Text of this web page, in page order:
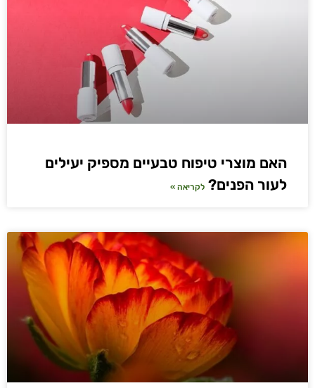
האם מוצרי טיפוח טבעיים מספיק יעילים
לעור הפנים? לקריאה »